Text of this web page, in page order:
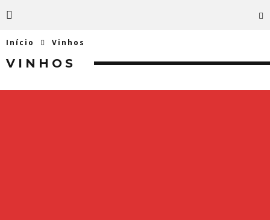
Início Vinhos
VINHOS